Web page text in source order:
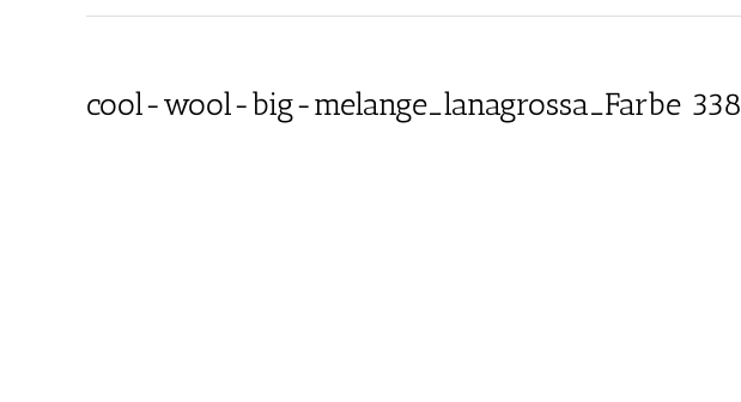
cool-wool-big-melange_lanagrossa_Farbe 338